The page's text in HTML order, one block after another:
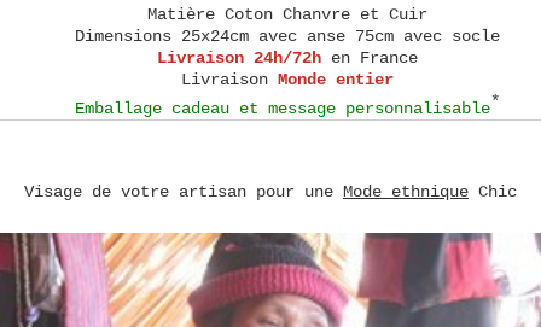
Matière Coton Chanvre et Cuir
Dimensions 25x24cm avec anse 75cm avec socle
Livraison 24h/72h en France
LivraisonMonde entier
Emballage cadeau et message personnalisable*
Visage de votre artisan pour une Mode ethnique Chic